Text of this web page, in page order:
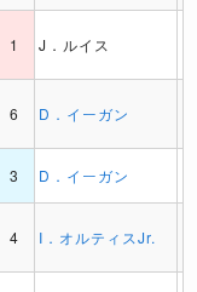
1 J．ルイス
6 D．イーガン
3 D．イーガン
4 I．オルティスJr.